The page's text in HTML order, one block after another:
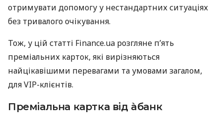
отримувати допомогу у нестандартних ситуаціях
без тривалого очікування.
Тож, у цій статті Finance.ua розгляне п’ять
преміальних карток, які вирізняються
найцікавішими перевагами та умовами загалом,
для VIP-клієнтів.
Преміальна картка від àбанк